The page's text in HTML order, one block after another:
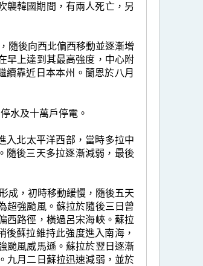
襲韓國期間，有兩人死亡，另
隨後向西北偏西移動並逐漸增
早上達到其最高強度，中心附
續靠近日本本州。蘭恩於八月
水及十萬戶停電。
入北太平洋西部，當時多拉中
隨後三天多拉逐漸減弱，最後
成，初時移動緩慢，隨後五天
超強颱風。蘇拉於隨後三日曾
西路徑，橫過呂宋海峽。蘇拉
蘇拉維持此強度進入南海，
颱風威馬遜。蘇拉於翌日逐漸
九月二日蘇拉迅速減弱，並於